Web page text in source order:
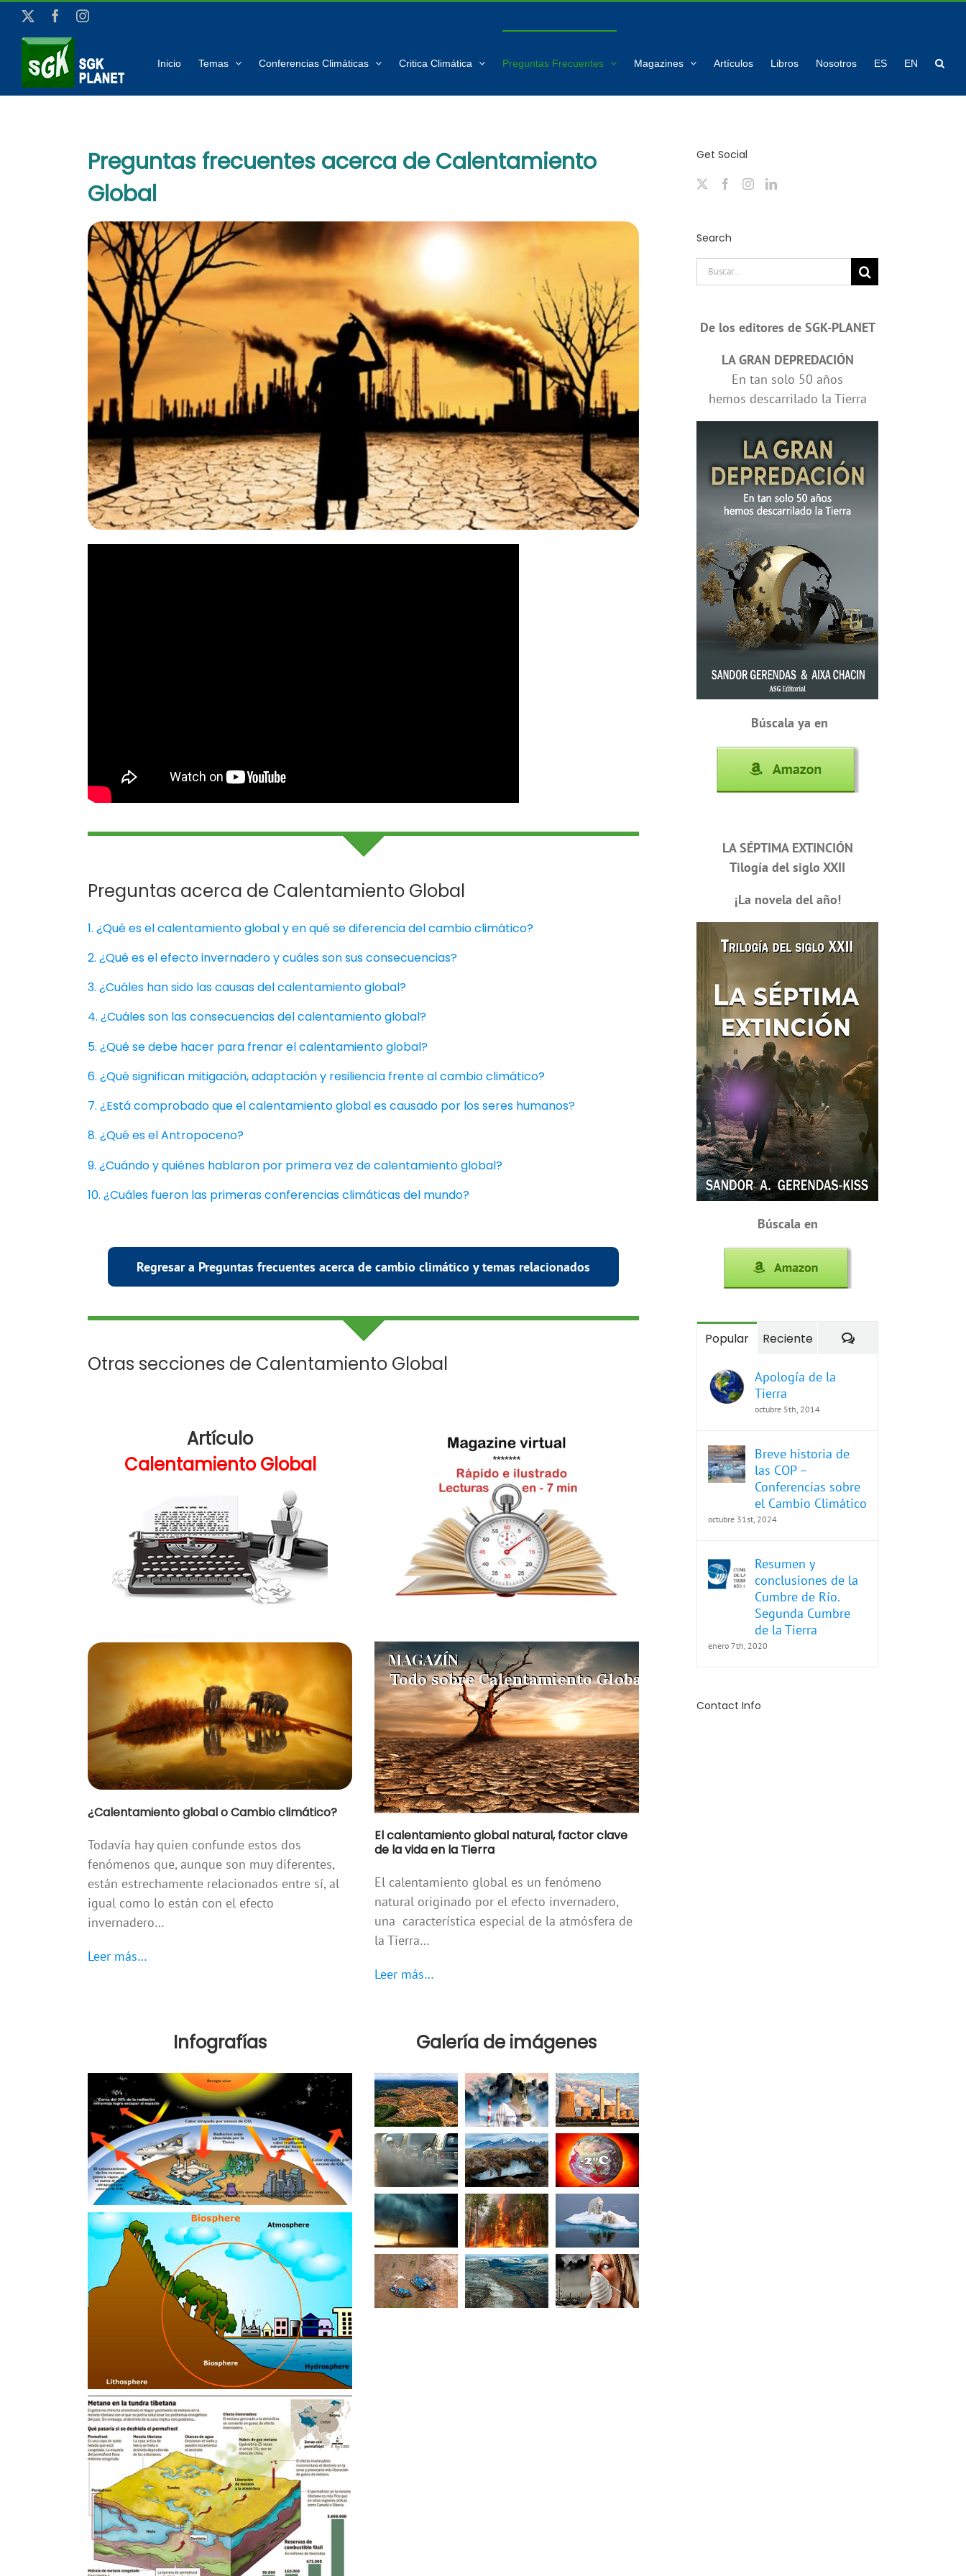
Saltar
contenido
FacebookInstagram
Inicio Temas Conferencias Climáticas Critica Climática Preguntas Frecuentes Magazines Artículos Libros Nosotros ES EN
Preguntas frecuentes acerca de Calentamiento
Global
Preguntas acerca de Calentamiento Global
1. ¿Qué es el calentamiento global y en qué se diferencia del cambio climático?
2. ¿Qué es el efecto invernadero y cuáles son sus consecuencias?
3. ¿Cuáles han sido las causas del calentamiento global?
4. ¿Cuáles son las consecuencias del calentamiento global?
5. ¿Qué se debe hacer para frenar el calentamiento global?
6. ¿Qué significan mitigación, adaptación y resiliencia frente al cambio climático?
7. ¿Está comprobado que el calentamiento global es causado por los seres humanos?
8. ¿Qué es el Antropoceno?
9. ¿Cuándo y quiénes hablaron por primera vez de calentamiento global?
10. ¿Cuáles fueron las primeras conferencias climáticas del mundo?
Regresar a Preguntas frecuentes acerca de cambio climático y temas relacionados
Otras secciones de Calentamiento Global
Artículo
Calentamiento Global
¿Calentamiento global o Cambio climático?
Todavía hay quien confunde estos dos
fenómenos que, aunque son muy diferentes,
están estrechamente relacionados entre sí, al
igual como lo están con el efecto
invernadero…
Leer más…
MAGAZÍN
MAGAZÍN
Todo sobre Calentamiento Global
Todo sobre Calentamiento Global
El calentamiento global natural, factor clave
de la vida en la Tierra
El calentamiento global es un fenómeno
natural originado por el efecto invernadero,
una característica especial de la atmósfera de
la Tierra…
Leer más…
Infografías Galería de imágenes
Get Social
Search
Buscar:
De los editores de SGK-PLANET
LA GRAN DEPREDACIÓN
En tan solo 50 años
hemos descarrilado la Tierra
Búscala ya en
LA SÉPTIMA EXTINCIÓN
Tilogía del siglo XXII
¡La novela del año!
Búscala en
Popular Reciente Comentarios
Apología de la
Tierra
octubre 5th, 2014
Breve historia de
las COP –
Conferencias sobre
el Cambio Climático
octubre 31st, 2024
Resumen y
conclusiones de la
Cumbre de Río.
Segunda Cumbre
de la Tierra
enero 7th, 2020
Contact Info